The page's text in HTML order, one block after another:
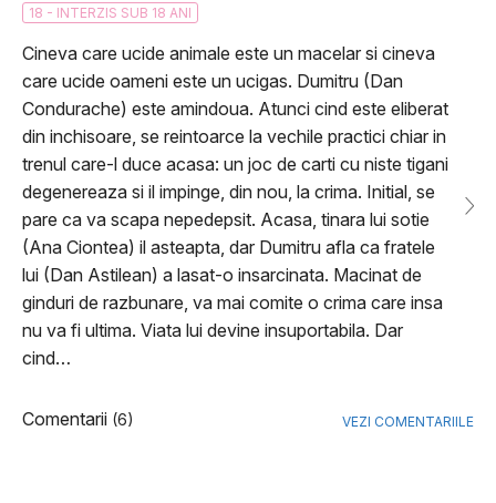
18 - INTERZIS SUB 18 ANI
Cineva care ucide animale este un macelar si cineva
care ucide oameni este un ucigas. Dumitru (Dan
Condurache) este amindoua. Atunci cind este eliberat
din inchisoare, se reintoarce la vechile practici chiar in
trenul care-l duce acasa: un joc de carti cu niste tigani
degenereaza si il impinge, din nou, la crima. Initial, se
pare ca va scapa nepedepsit. Acasa, tinara lui sotie
(Ana Ciontea) il asteapta, dar Dumitru afla ca fratele
lui (Dan Astilean) a lasat-o insarcinata. Macinat de
ginduri de razbunare, va mai comite o crima care insa
nu va fi ultima. Viata lui devine insuportabila. Dar
cind…
Comentarii (6) VEZI COMENTARIILE